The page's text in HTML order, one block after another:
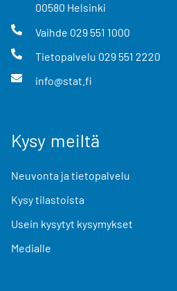
00580 Helsinki
Vaihde 029 551 1000
Tietopalvelu 029 551 2220
info@stat.fi
Kysy meiltä
Neuvonta ja tietopalvelu
Kysy tilastoista
Usein kysytyt kysymykset
Medialle